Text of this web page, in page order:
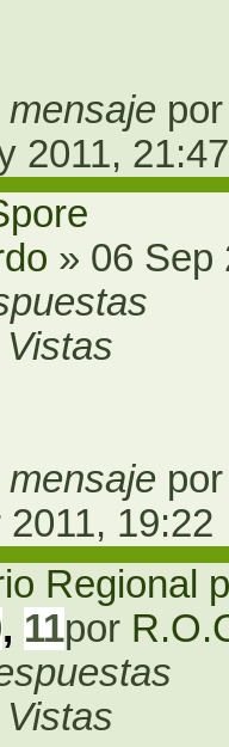
mensaje
2011, 21:47
» 06 Sep
Vistas
mensaje
2011, 19:22
Regional
, 11por
Vistas